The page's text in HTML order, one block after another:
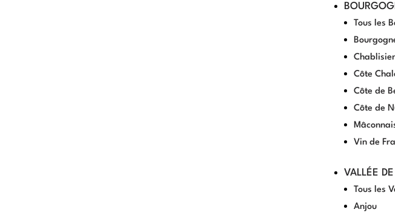
Tous les
Côte
Côte de
Côte de
Vin de
VALLÉE
Tous les
Anjou